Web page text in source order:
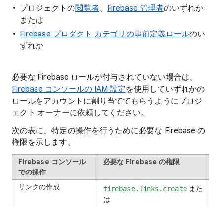
プロジェクトの閲覧者、 Firebase 管理者のいずれか
または
Firebase プロダクト カテゴリの事前定義ロールのい
ずれか
必要な Firebase ロールが付与されていない場合は、
Firebase コンソールの IAM 設定を使用していずれかの
ロールをアカウントに割り当ててもらうようにプロジ
ェクト オーナーに依頼してください。
次の表に、特定の操作を行うために必要な Firebase の
権限を示します。
Firebase コンソール
での操作
必要な Firebase の権限
リンクの作成 firebase.links.createまた
は